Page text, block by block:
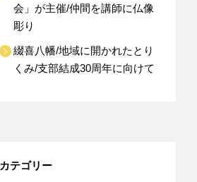
会」が主催/仲間を講師に仏像
彫り
綴喜八幡/地域に開かれたとり
くみ/支部結成30周年に向けて
カテゴリー